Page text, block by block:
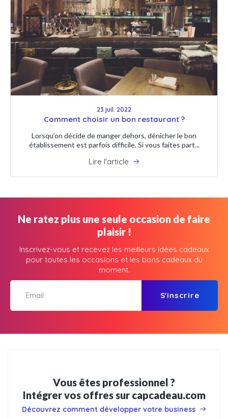
23 juil. 2022
Comment choisir un bon restaurant ?
Lorsqu’on décide de manger dehors, dénicher le bon
établissement est parfois difficile. Si vous faites part...
Lire l'article
Ne ratez plus une seule occasion de faire
plaisir !
Inscrivez-vous et recevez les meilleurs idées cadeaux
pour toutes les occasions et les bons cadeaux du
moment.
S'inscrire
Vous êtes professionnel ?
Intégrer vos offres sur capcadeau.com
Découvrez comment développer votre business